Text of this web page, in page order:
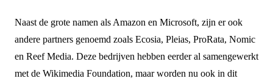
Naast de grote namen als Amazon en Microsoft, zijn er ook
andere partners genoemd zoals Ecosia, Pleias, ProRata, Nomic
en Reef Media. Deze bedrijven hebben eerder al samengewerkt
met de Wikimedia Foundation, maar worden nu ook in dit